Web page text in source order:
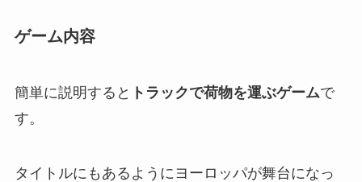
ゲーム内容
簡単に説明すると トラックで荷物を運ぶゲームで
す。
タイトルにもあるようにヨーロッパが舞台になっ